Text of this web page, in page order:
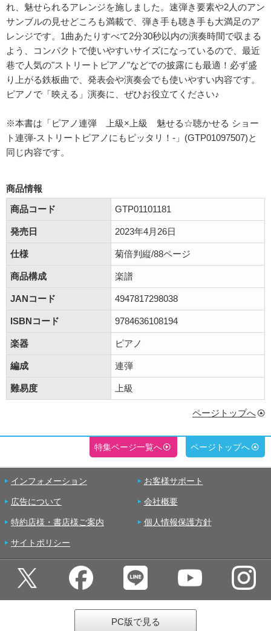
れ、魅せられるアレンジを施しました。速弾き要素や2人のアン
サンブルの見せどころも満載で、弾き手も聴き手も大満足のア
レンジです。1曲あたりすべて2分30秒以内の演奏時間で収まる
よう、コンパクトで使いやすいサイズになっているので、最近
巷で人気の"ストリートピアノ"などでの披露にも最適！必ず盛
り上がる鉄板曲で、発表会や演奏会でも使いやすい内容です。
ピアノで「映える」演奏に、ぜひお役立てください♪
※本書は「ピアノ連弾 上級×上級 魅せる☆聴かせる ショー
ト連弾-ストリートピアノにもピッタリ！-」(GTP01097507)と
同じ内容です。
商品情報
商品コード
GTP01101181
発売日 2023年4月26日
仕様 菊倍判縦/88ページ
商品構成 楽譜
JANコード 4947817298038
ISBNコード 9784636108194
楽器 ピアノ
編成 連弾
難易度 上級
ページトップへ
特集ページ一覧へ ページトップへ
インフォメーション お客様サポート
広告について 会社概要
特約店様・書店様ご案内 個人情報保護方針
サイトポリシー
PC版で見る